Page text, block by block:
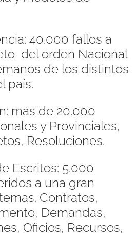
40.000 fallos a
del orden Nacional
de los distintos
país.
más de 20.000
y Provinciales,
Resoluciones.
Escritos: 5.000
a una gran
Contratos,
Demandas,
Oficios, Recursos,